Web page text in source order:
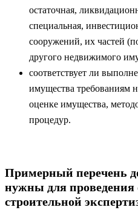
остаточная,
специальная,
сооружений, их частей
другого недвижимого
соответствует ли
имущества требованиям
оценке имущества,
процедур.
Примерный перечень
нужны для проведения
строительной